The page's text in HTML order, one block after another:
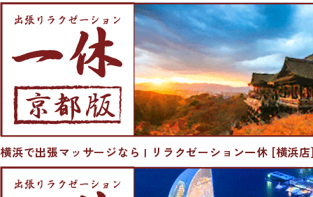
横浜で出張マッサージなら | リラクゼーション一休 [横浜